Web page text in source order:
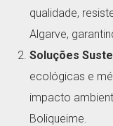
qualidade,
Algarve,
Soluções
ecológicas e
impacto
Boliqueime.